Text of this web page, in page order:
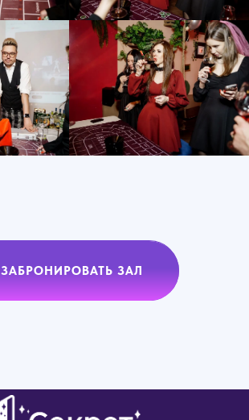
ЗАБРОНИРОВАТЬ ЗАЛ